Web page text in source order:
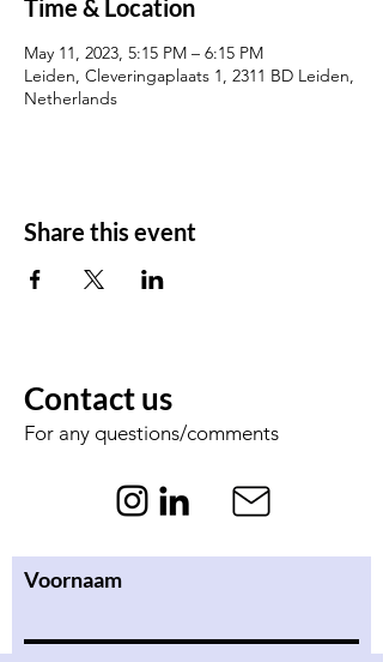
Time & Location
May 11, 2023, 5:15 PM – 6:15 PM
Leiden, Cleveringaplaats 1, 2311 BD Leiden,
Netherlands
Share this event
Contact us
For any questions/comments
Voornaam